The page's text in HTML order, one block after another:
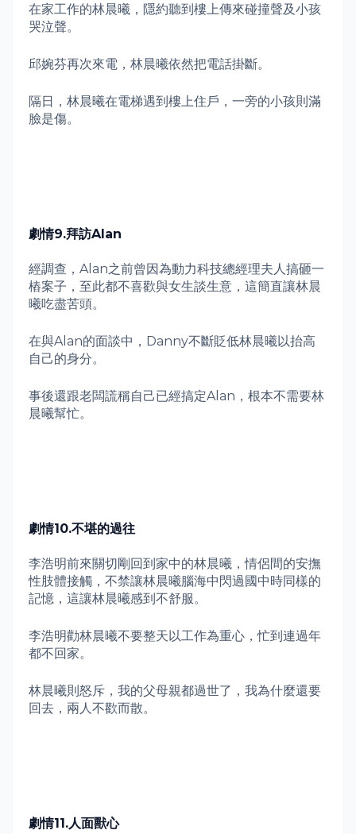
在家工作的林晨曦，隱約聽到樓上傳來碰撞聲及小孩
哭泣聲。
邱婉芬再次來電，林晨曦依然把電話掛斷。
隔日，林晨曦在電梯遇到樓上住戶，一旁的小孩則滿
臉是傷。
劇情9.拜訪Alan
經調查， Alan之前曾因為動力科技總經理夫人搞砸一
樁案子，至此都不喜歡與女生談生意，這簡直讓林晨
曦吃盡苦頭。
在與Alan的面談中， Danny不斷貶低林晨曦以抬高
自己的身分。
事後還跟老闆謊稱自己已經搞定Alan ，根本不需要林
晨曦幫忙。
劇情10.不堪的過往
李浩明前來關切剛回到家中的林晨曦，情侶間的安撫
性肢體接觸，不禁讓林晨曦腦海中閃過國中時同樣的
記憶，這讓林晨曦感到不舒服。
李浩明勸林晨曦不要整天以工作為重心，忙到連過年
都不回家。
林晨曦則怒斥，我的父母親都過世了，我為什麼還要
回去，兩人不歡而散。
劇情11.人面獸心